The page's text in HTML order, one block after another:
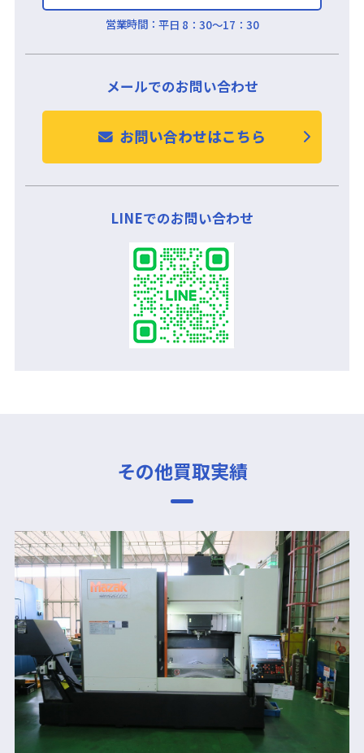
営業時間： 平日 8：30～17：30
メールでのお問い合わせ
お問い合わせはこちら
LINEでのお問い合わせ
その他買取実績